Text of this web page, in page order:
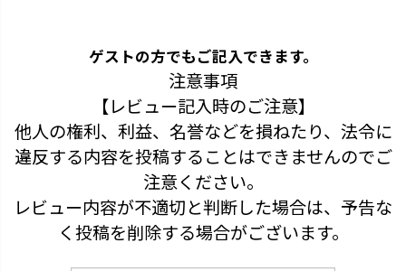
ゲストの方でもご記入できます。
注意事項
【レビュー記入時のご注意】
他人の権利、利益、名誉などを損ねたり、法令に
違反する内容を投稿することはできませんのでご
注意ください。
レビュー内容が不適切と判断した場合は、予告な
く投稿を削除する場合がございます。